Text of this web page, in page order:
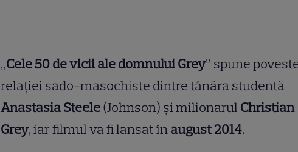
„Cele 50 de vicii ale domnului Grey” spune
relaţiei sado-masochiste dintre tânăra studentă
Anastasia Steele(Johnson) şi milionarul Christian
Grey, iar filmul va fi lansat înaugust 2014.